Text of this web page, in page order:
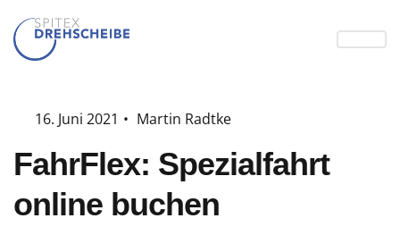
16. Juni 2021 • Martin Radtke
FahrFlex: Spezialfahrt
online buchen